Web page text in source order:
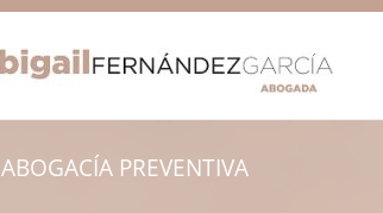
ABOGACÍA PREVENTIVA